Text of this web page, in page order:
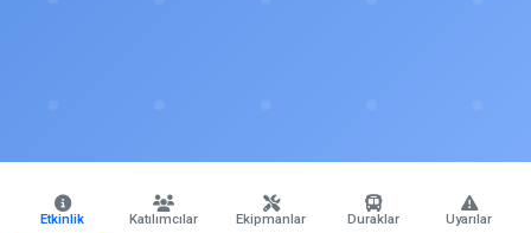
Etkinlik Katılımcılar Ekipmanlar Duraklar Uyarılar